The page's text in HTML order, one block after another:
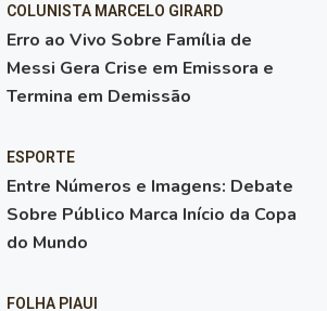
COLUNISTA MARCELO GIRARD
Erro ao Vivo Sobre Família de
Messi Gera Crise em Emissora e
Termina em Demissão
ESPORTE
Entre Números e Imagens: Debate
Sobre Público Marca Início da Copa
do Mundo
FOLHA PIAUI